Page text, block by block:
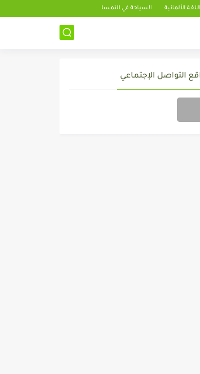
الألمانية السياحة في النمسا
التواصل الإجتماعي